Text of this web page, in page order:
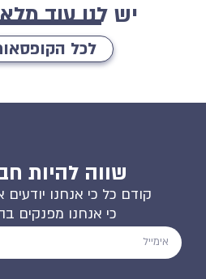
יש לנו עוד
לכל
שווה להיות
קודם כל כי אנחנו יודעים
כי אנחנו מפנקים